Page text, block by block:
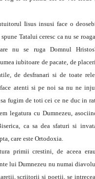
Iisus insusi face o
Tatalui ceresc ca nu se
nu se ruga Domnul
iubitoare de pacate, de
de desfranari si de toate
atenti si pe noi sa nu ne
fugim de toti cei ce ne duc in
legatura cu Dumnezeu,
ca sa dea sfaturi si
care este Ortodoxia.
primii crestini, de aceea
lui Dumnezeu nu numai
scriitorii si poetii, se